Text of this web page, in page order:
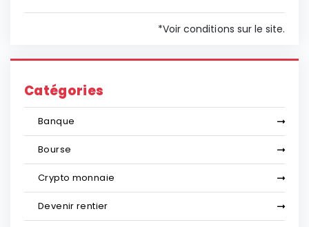
*Voir conditions sur le site.
Catégories
Banque
Bourse
Crypto monnaie
Devenir rentier